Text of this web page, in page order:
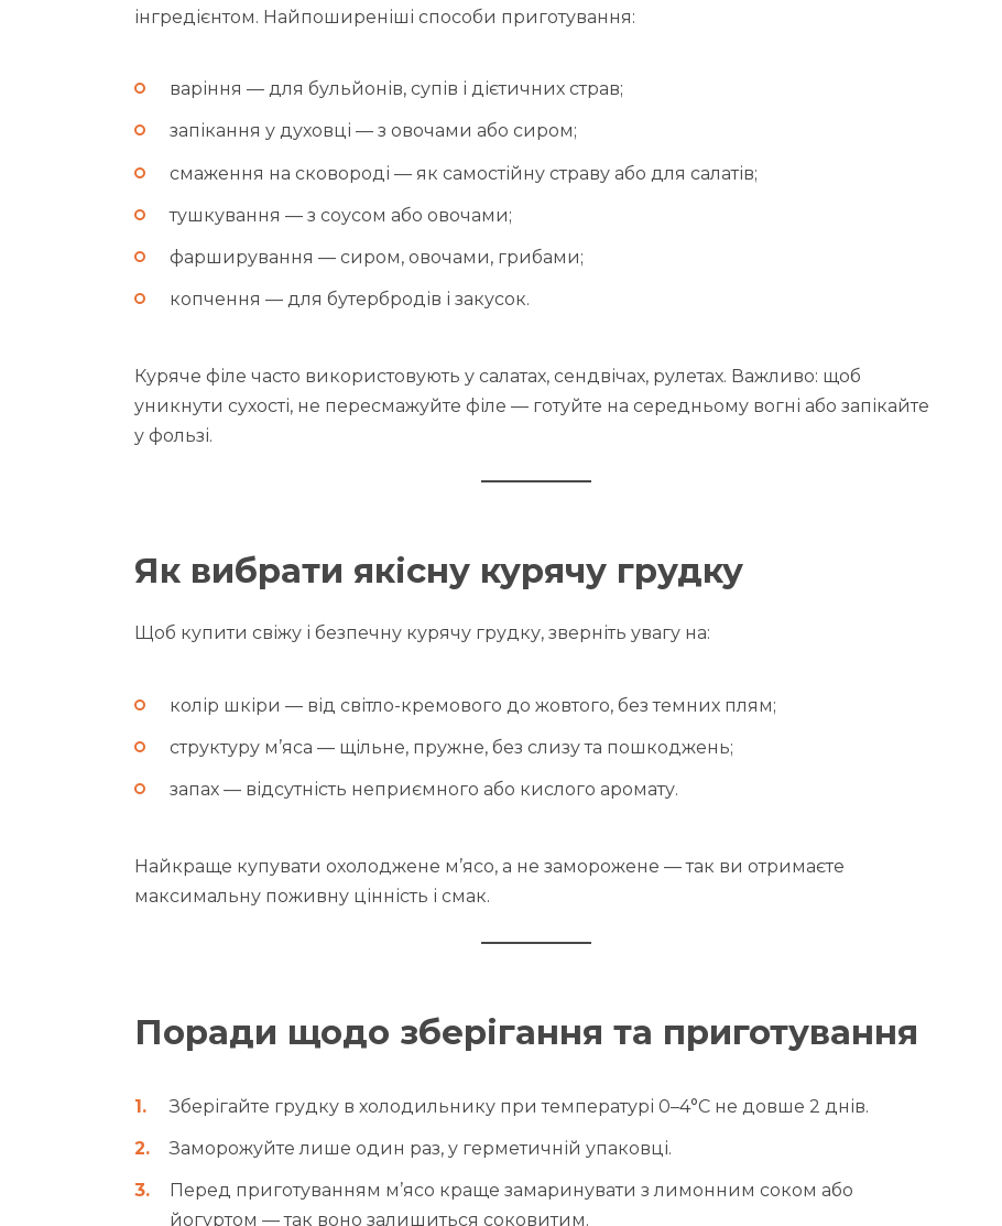
інгредієнтом. Найпоширеніші способи приготування:
варіння — для бульйонів, супів і дієтичних страв;
запікання у духовці — з овочами або сиром;
смаження на сковороді — як самостійну страву або для салатів;
тушкування — з соусом або овочами;
фарширування — сиром, овочами, грибами;
копчення — для бутербродів і закусок.
Куряче філе часто використовують у салатах, сендвічах, рулетах. Важливо: щоб
уникнути сухості, не пересмажуйте філе — готуйте на середньому вогні або запікайте
у фользі.
Як вибрати якісну курячу грудку
Щоб купити свіжу і безпечну курячу грудку, зверніть увагу на:
колір шкіри — від світло-кремового до жовтого, без темних плям;
структуру м’яса — щільне, пружне, без слизу та пошкоджень;
запах — відсутність неприємного або кислого аромату.
Найкраще купувати охолоджене м’ясо, а не заморожене — так ви отримаєте
максимальну поживну цінність і смак.
Поради щодо зберігання та приготування
Зберігайте грудку в холодильнику при температурі 0–4°C не довше 2 днів.
Заморожуйте лише один раз, у герметичній упаковці.
Перед приготуванням м’ясо краще замаринувати з лимонним соком або
йогуртом — так воно залишиться соковитим.